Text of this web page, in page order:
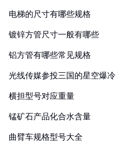
电梯的尺寸有哪些规格
镀锌方管尺寸一般有哪些
铝方管有哪些常见规格
光线传媒参投三国的星空爆冷
横担型号对应重量
锰矿石产品化合水含量
曲臂车规格型号大全